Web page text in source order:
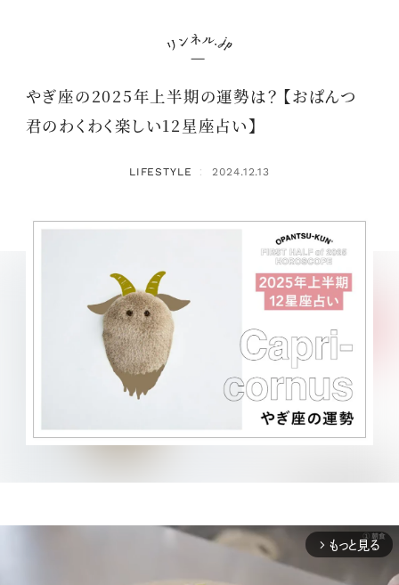
やぎ座の2025年上半期の運勢は？ 【おぱんつ
君のわくわく楽しい12星座占い】
LIFESTYLE ： 2024.12.13
arrow_forward_ios もっと見る